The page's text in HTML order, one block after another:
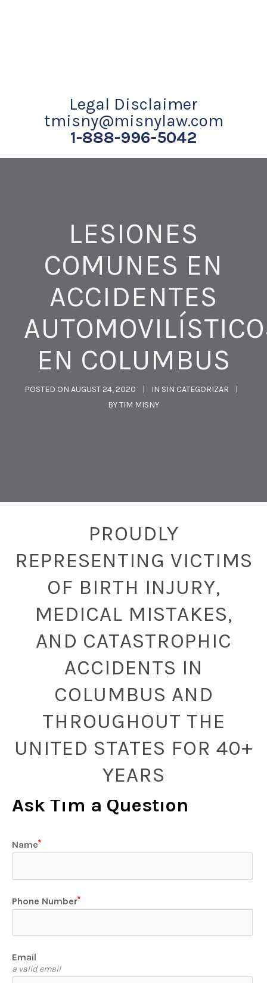
Legal Disclaimer
tmisny@misnylaw.com
1-888-996-5042
LESIONES
COMUNES EN
ACCIDENTES
EN COLUMBUS
POSTED ON AUGUST 24, 2020 IN SIN CATEGORIZAR
BYTIM MISNY
PROUDLY
REPRESENTING VICTIMS
OF BIRTH INJURY,
MEDICAL MISTAKES,
AND CATASTROPHIC
ACCIDENTS IN
COLUMBUS AND
THROUGHOUT THE
UNITED STATES FOR 40+
YEARS
Ask Tim a Question
Name
Phone Number
Email
a valid email